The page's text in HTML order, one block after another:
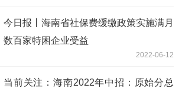
今日报丨海南省社保费缓缴政策实施满月
数百家特困企业受益
2022-06-12
当前关注：海南2022年中招：原始分总